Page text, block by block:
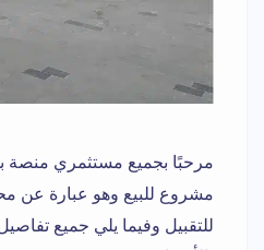
مرحبًا بجميع مستثمري
مشروع للبيع وهو عبارة عن
للتقبيل وفيما يلي جميع